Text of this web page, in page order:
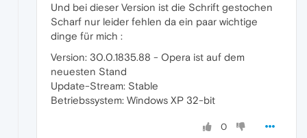
Und bei dieser Version ist die Schrift gestochen
Scharf nur leider fehlen da ein paar wichtige
dinge für mich :
Version: 30.0.1835.88 - Opera ist auf dem
neuesten Stand
Update-Stream: Stable
Betriebssystem: Windows XP 32-bit
0